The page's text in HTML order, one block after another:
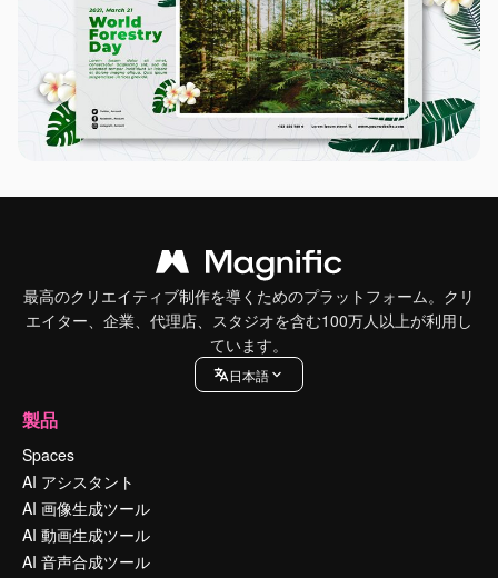
最高のクリエイティブ制作を導くためのプラットフォーム。クリ
エイター、企業、代理店、スタジオを含む100万人以上が利用し
ています。
日本語
製品
Spaces
AI アシスタント
AI 画像生成ツール
AI 動画生成ツール
AI 音声合成ツール